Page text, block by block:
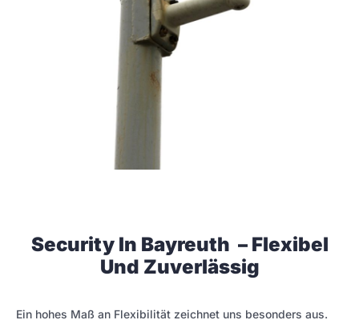
Security In Bayreuth – Flexibel
Und Zuverlässig
Ein hohes Maß an Flexibilität zeichnet uns besonders aus.